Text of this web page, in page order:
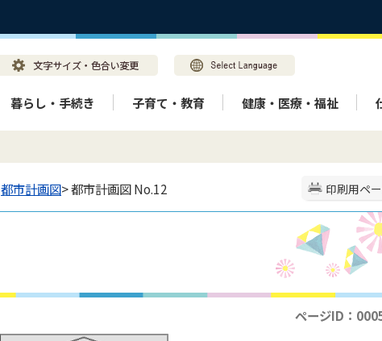
暮らし・手続き 子育て・教育 健康・医療・福祉
印刷用ペ
都市計画図> 都市計画図 No.12
ページID：